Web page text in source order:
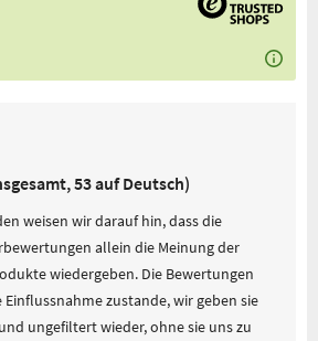
53 auf Deutsch)
weisen wir darauf hin, dass die
allein die Meinung der
wiedergeben. Die Bewertungen
zustande, wir geben sie
ungefiltert wieder, ohne sie uns zu